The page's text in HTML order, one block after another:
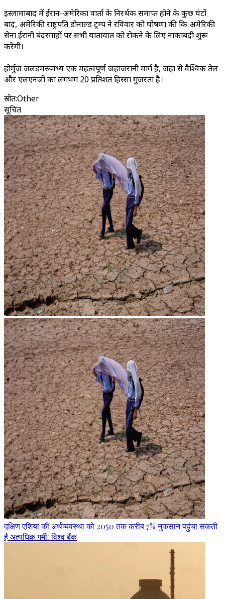
इस्लामाबाद में ईरान-अमेरिका वार्ता के निरर्थक समाप्त होने के कुछ घंटों
बाद, अमेरिकी राष्ट्रपति डोनाल्ड ट्रम्प ने रविवार को घोषणा की कि अमेरिकी
सेना ईरानी बंदरगाहों पर सभी यातायात को रोकने के लिए नाकाबंदी शुरू
करेगी।
होर्मुज जलडमरूमध्य एक महत्वपूर्ण जहाजरानी मार्ग है, जहां से वैश्विक तेल
और एलएनजी का लगभग 20 प्रतिशत हिस्सा गुजरता है।
स्रोत:Other
सूचित
दक्षिण एशिया की अर्थव्यवस्था को 2050 तक करीब 7% नुकसान पहुंचा सकती
है अत्यधिक गर्मी: विश्व बैंक